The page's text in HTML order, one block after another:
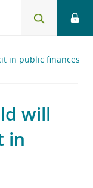
in public finances
will
in